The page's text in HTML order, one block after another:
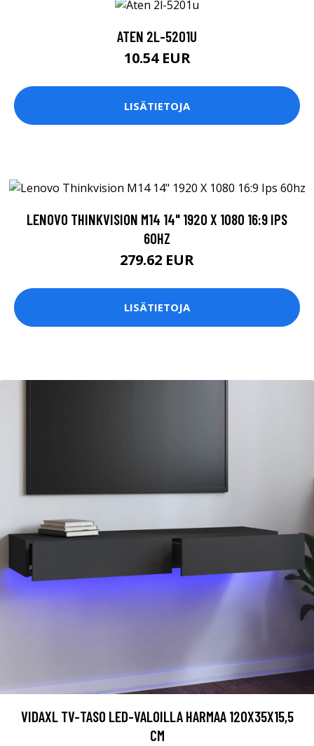
ATEN 2L-5201U
10.54 EUR
LISÄTIETOJA
LENOVO THINKVISION M14 14" 1920 X 1080 16:9 IPS
60HZ
279.62 EUR
LISÄTIETOJA
VIDAXL TV-TASO LED-VALOILLA HARMAA 120X35X15,5
CM